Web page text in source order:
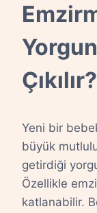
Çıkılır?
Yeni bir
büyük
getirdiği
Özellikle
katlanabilir.